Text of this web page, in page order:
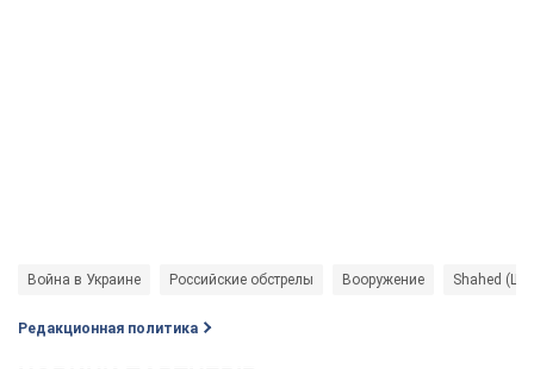
Война в Украине Российские обстрелы Вооружение Shahed
Редакционная политика